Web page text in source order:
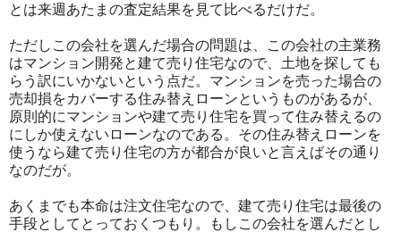
とは来週あたまの査定結果を見て比べるだけだ。
ただしこの会社を選んだ場合の問題は、この会社の主業務
はマンション開発と建て売り住宅なので、土地を探しても
らう訳にいかないという点だ。マンションを売った場合の
売却損をカバーする住み替えローンというものがあるが、
原則的にマンションや建て売り住宅を買って住み替えるの
にしか使えないローンなのである。その住み替えローンを
使うなら建て売り住宅の方が都合が良いと言えばその通り
なのだが。
あくまでも本命は注文住宅なので、建て売り住宅は最後の
手段としてとっておくつもり。もしこの会社を選んだとし